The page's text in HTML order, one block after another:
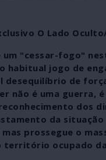
O Lado
um "cessar-fogo"
habitual jogo de
desequilíbrio de
não é uma guerra,
dos
da
prossegue o
território ocupado